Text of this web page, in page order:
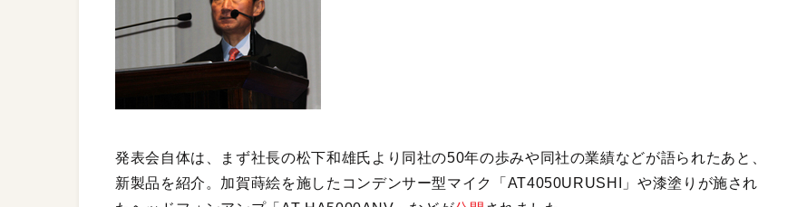
発表会自体は、まず社長の松下和雄氏より同社の50年の歩みや同社の業績などが語られたあと、
新製品を紹介。加賀蒔絵を施したコンデンサー型マイク「AT4050URUSHI」や漆塗りが施され